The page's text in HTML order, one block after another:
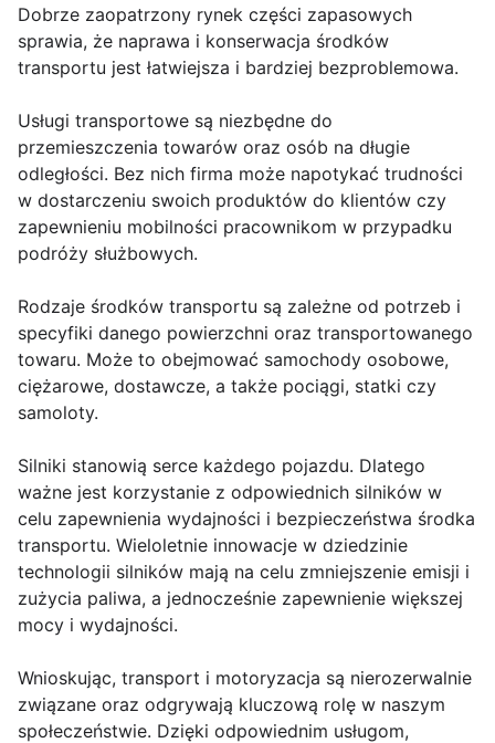
Dobrze zaopatrzony rynek części zapasowych
sprawia, że naprawa i konserwacja środków
transportu jest łatwiejsza i bardziej bezproblemowa.
Usługi transportowe są niezbędne do
przemieszczenia towarów oraz osób na długie
odległości. Bez nich firma może napotykać trudności
w dostarczeniu swoich produktów do klientów czy
zapewnieniu mobilności pracownikom w przypadku
podróży służbowych.
Rodzaje środków transportu są zależne od potrzeb i
specyfiki danego powierzchni oraz transportowanego
towaru. Może to obejmować samochody osobowe,
ciężarowe, dostawcze, a także pociągi, statki czy
samoloty.
Silniki stanowią serce każdego pojazdu. Dlatego
ważne jest korzystanie z odpowiednich silników w
celu zapewnienia wydajności i bezpieczeństwa środka
transportu. Wieloletnie innowacje w dziedzinie
technologii silników mają na celu zmniejszenie emisji i
zużycia paliwa, a jednocześnie zapewnienie większej
mocy i wydajności.
Wnioskując, transport i motoryzacja są nierozerwalnie
związane oraz odgrywają kluczową rolę w naszym
społeczeństwie. Dzięki odpowiednim usługom,